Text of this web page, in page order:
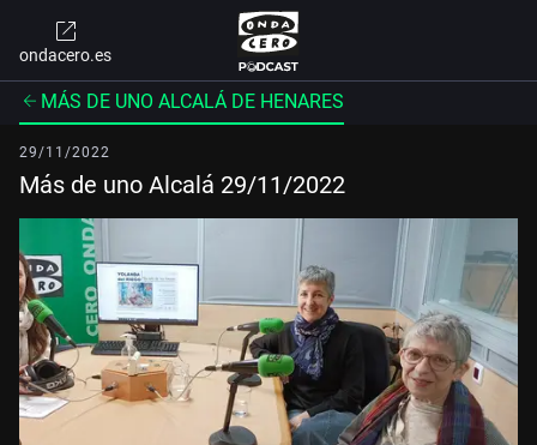
ondacero.es
MÁS DE UNO ALCALÁ DE HENARES
29/11/2022
Más de uno Alcalá 29/11/2022